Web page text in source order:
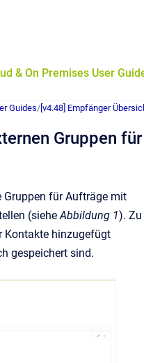
& On Premises User
Guides/ [v4.48] Empfänger
Gruppen für
Gruppen für Aufträge mit
(sieheAbbildung 1). Zu
Kontakte hinzugefügt
gespeichert sind.